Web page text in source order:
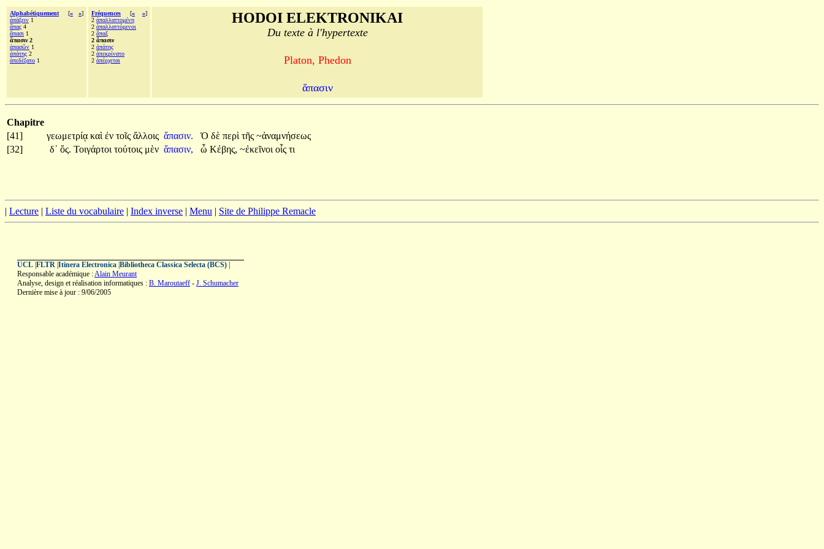
Alphabétiquement [« »]
ἀπάξειν 1
ἅπας 4
ἅπασι 1
ἅπασιν 2
ἁπασῶν 1
ἀπάτης 2
ἀπεδέξατο 1
Fréquences [« »]
2 ἀπαλλαττομένη
2 ἀπαλλαττόμενοι
2 ἅπαξ
2 ἅπασιν
2 ἀπάτης
2 ἀπεκρίνατο
2 ἀπέρχεται
HODOI ELEKTRONIKAI
Du texte à l'hypertexte
Platon, Phedon
ἅπασιν
Chapitre
[41]
γεωμετρίᾳ καὶ ἐν τοῖς ἄλλοις ἅπασιν. Ὁ δὲ περὶ τῆς ~ἀναμνήσεως
[32]
δ᾽ ὅς. Τοιγάρτοι τούτοις μὲν ἅπασιν, ὦ Κέβης, ~ἐκεῖνοι οἷς τι
| Lecture | Liste du vocabulaire | Index inverse | Menu | Site de Philippe Remacle
UCL FLTR Itinera Electronica Bibliotheca Classica Selecta (BCS)
Responsable académique :Alain Meurant
Analyse, design et réalisation informatiques : B. Maroutaeff - J. Schumacher
Dernière mise à jour : 9/06/2005